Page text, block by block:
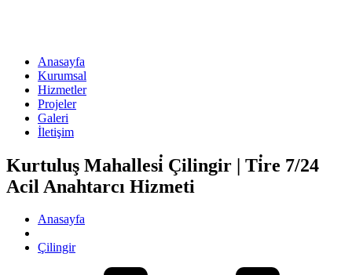
Anasayfa
Kurumsal
Hizmetler
Projeler
Galeri
İletişim
Kurtuluş Mahallesi̇ Çilingir | Ti̇re 7/24
Acil Anahtarcı Hizmeti
Anasayfa
Çilingir